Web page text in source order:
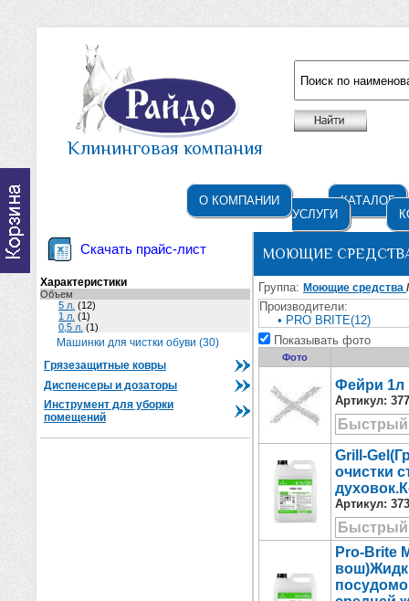
Клининговая компания
О КОМПАНИИ
КАТАЛОГ
УСЛУГИ
Скачать прайс-лист
Характеристики
Объем
5 л. (12)
1 л. (1)
0,5 л. (1)
Машинки для чистки обуви (30)
Грязезащитные ковры
Диспенсеры и дозаторы
Инструмент для уборки
помещений
МОЮЩИЕ
Группа: Моющие средства
Производители:
• PRO BRITE(12)
Показывать фото
Фото
Фейри 1л
Артикул:
Grill-
очистки
Артикул:
Pro-Brite